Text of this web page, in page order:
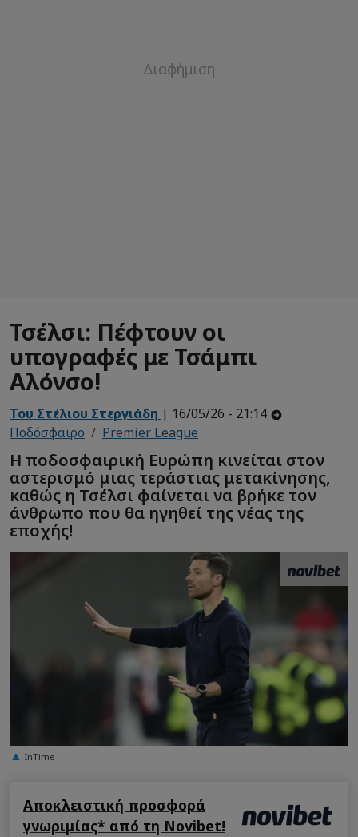
Τσέλσι: Πέφτουν οι
υπογραφές με Τσάμπι
Αλόνσο!
Του Στέλιου Στεργιάδη | 16/05/26 - 21:14
Ποδόσφαιρο
Premier League
Η ποδοσφαιρική Ευρώπη κινείται στον
αστερισμό μιας τεράστιας μετακίνησης,
καθώς η Τσέλσι φαίνεται να βρήκε τον
άνθρωπο που θα ηγηθεί της νέας της
εποχής!
InTime
Αποκλειστική προσφορά
γνωριμίας* από τη Novibet!